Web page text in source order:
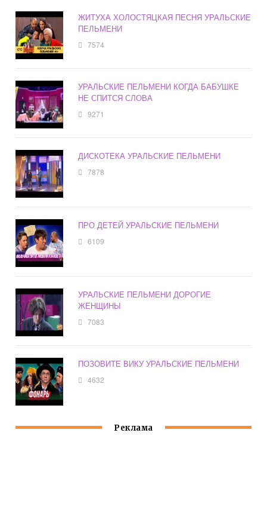
ЖИТУХА ХОЛОСТЯЦКАЯ ПЕСНЯ УРАЛЬСКИЕ
ПЕЛЬМЕНИ
7574
УРАЛЬСКИЕ ПЕЛЬМЕНИ КОГДА БАБУШКЕ
НЕ СПИТСЯ СЛОВА
9271
ДИСКОТЕКА УРАЛЬСКИЕ ПЕЛЬМЕНИ
7878
ПРО ДЕТЕЙ УРАЛЬСКИЕ ПЕЛЬМЕНИ
6109
УРАЛЬСКИЕ ПЕЛЬМЕНИ ДОРОГИЕ
ЖЕНЩИНЫ
7083
ПОЗОВИТЕ ВИКУ УРАЛЬСКИЕ ПЕЛЬМЕНИ
4632
Реклама